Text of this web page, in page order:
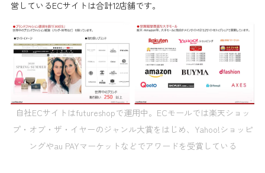
営しているECサイトは合計12店舗です。
自社ECサイトはfutureshopで運用中。ECモールでは楽天ショッ
プ・オブ・ザ・イヤーのジャンル大賞をはじめ、Yahoo!ショッピ
ングやau PAYマーケットなどでアワードを受賞している